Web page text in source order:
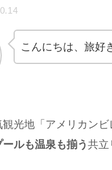
こんにちは、旅好
光地「アメリカンビ
ールも温泉も揃う 共立